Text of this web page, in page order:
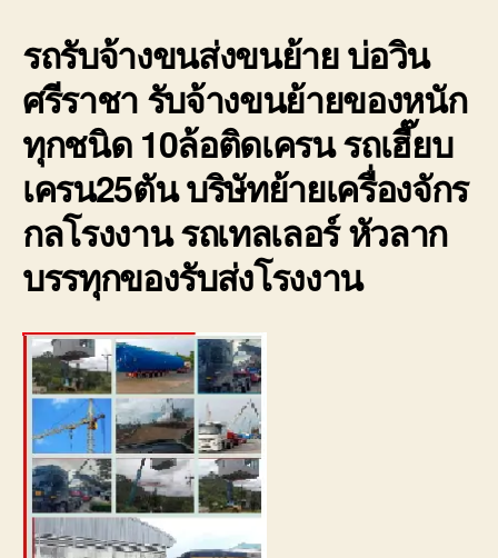
ใน
เขต
ราค
รถรับจ้างขนส่งขนย้าย บ่อวิน
ศรีราชา รับจ้างขนย้ายของหนัก
ทุกชนิด 10ล้อติดเครน รถเฮี๊ยบ
เครน25ตัน บริษัทย้ายเครื่องจักร
กลโรงงาน รถเทลเลอร์ หัวลาก
บรรทุกของรับส่งโรงงาน